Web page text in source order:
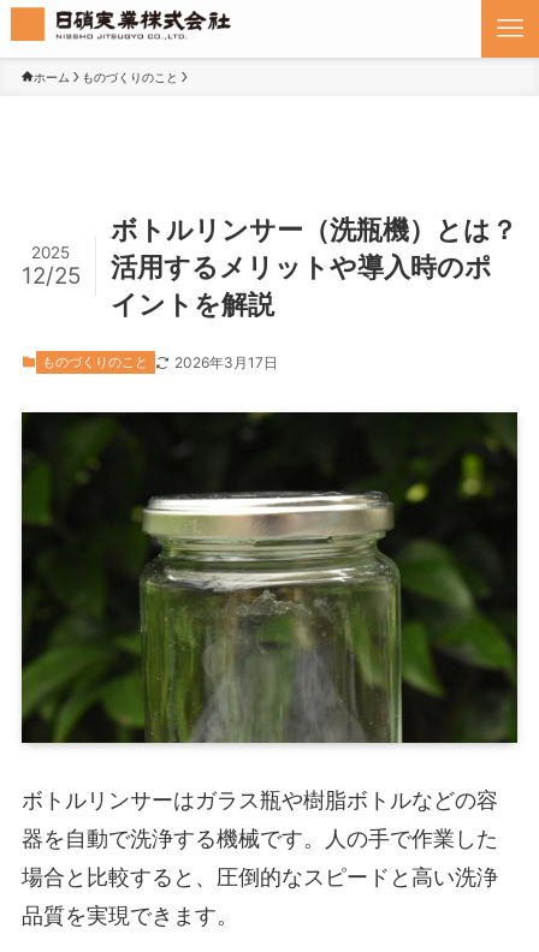
ホーム ものづくりのこと
ボトルリンサー（洗瓶機）とは？
活用するメリットや導入時のポ
イントを解説
2025
12/25
ものづくりのこと 2026年3月17日
ボトルリンサーはガラス瓶や樹脂ボトルなどの容
器を自動で洗浄する機械です。人の手で作業した
場合と比較すると、圧倒的なスピードと高い洗浄
品質を実現できます。